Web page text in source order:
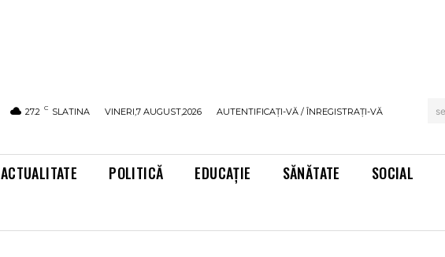
27.2 C SLATINA VINERI,7 AUGUST,2026 AUTENTIFICAȚI-VĂ / ÎNREGISTRAȚI-VĂ
ACTUALITATE POLITICĂ EDUCAȚIE SĂNĂTATE SOCIAL